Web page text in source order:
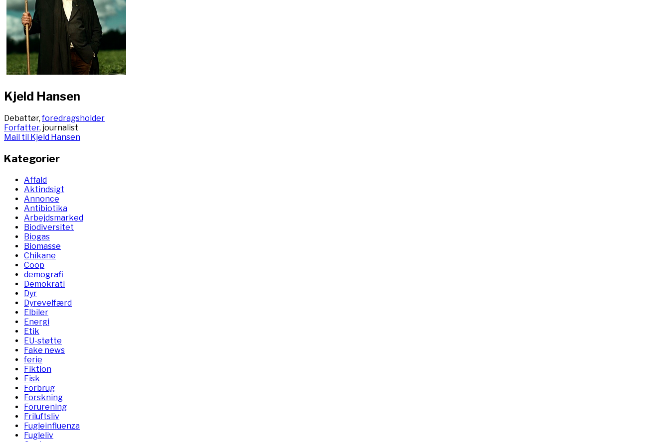
Kjeld Hansen
Debattør,foredragsholder
Forfatter, journalist
Mail til Kjeld Hansen
Kategorier
Affald
Aktindsigt
Annonce
Antibiotika
Arbejdsmarked
Biodiversitet
Biogas
Biomasse
Chikane
Coop
demografi
Demokrati
Dyr
Dyrevelfærd
Elbiler
Energi
Etik
EU-støtte
Fake news
ferie
Fiktion
Fisk
Forbrug
Forskning
Forurening
Friluftsliv
Fugleinfluenza
Fugleliv